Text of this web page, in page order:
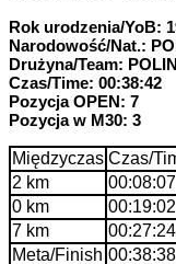
Rok urodzenia/YoB:
Narodowość/Nat.:
Drużyna/Team:
Czas/Time: 00:38:42
Pozycja OPEN: 7
Pozycja w M30: 3
Międzyczas Czas/
2 km
00:08:07
0 km
00:19:02
7 km
00:27:24
Meta/Finish 00:38:38